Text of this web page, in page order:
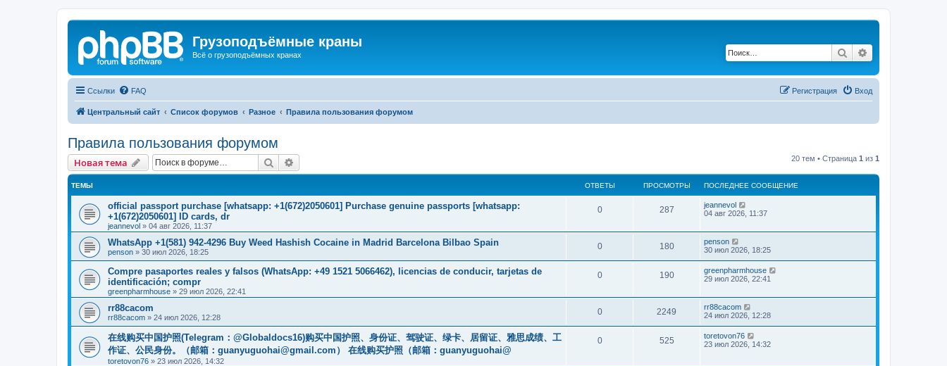
Грузоподъёмные краны
Всё о грузоподъёмных кранах Поиск
Ссылки FAQ Вход
Регистрация
Центральный сайт Список форумов Разное Правила пользования форумом
Правила пользования форумом
Новая тема Поиск 20 тем • Страница 1 из 1
ТЕМЫ ОТВЕТЫ ПРОСМОТРЫ ПОСЛЕДНЕЕ СООБЩЕНИЕ
official passport purchase [whatsapp: +1(672)2050601] Purchase genuine passports [whatsapp:
+1(672)2050601] ID cards, dr
jeannevol » 04 авг 2026, 11:37
0 287
jeannevol
04 авг 2026, 11:37
WhatsApp +1(581) 942-4296 Buy Weed Hashish Cocaine in Madrid Barcelona Bilbao Spain
penson » 30 июл 2026, 18:25
0 180
penson
30 июл 2026, 18:25
Compre pasaportes reales y falsos (WhatsApp: +49 1521 5066462), licencias de conducir, tarjetas de
identificación; compr
greenpharmhouse » 29 июл 2026, 22:41
0 190
greenpharmhouse
29 июл 2026, 22:41
rr88cacom
rr88cacom » 24 июл 2026, 12:28
0 2249
rr88cacom
24 июл 2026, 12:28
在线购买中国护照(Telegram：@Globaldocs16)购买中国护照、身份证、驾驶证、绿卡、居留证、雅思成绩、工
作证、公民身份。（邮箱： guanyuguohai@gmail.com ） 在线购买护照（邮箱：guanyuguohai@
toretovon76 » 23 июл 2026, 14:32
0 525
toretovon76
23 июл 2026, 14:32